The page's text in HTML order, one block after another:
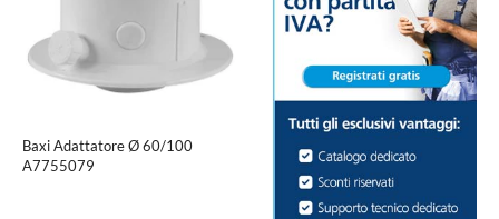
Baxi Adattatore Ø 60/100
A7755079